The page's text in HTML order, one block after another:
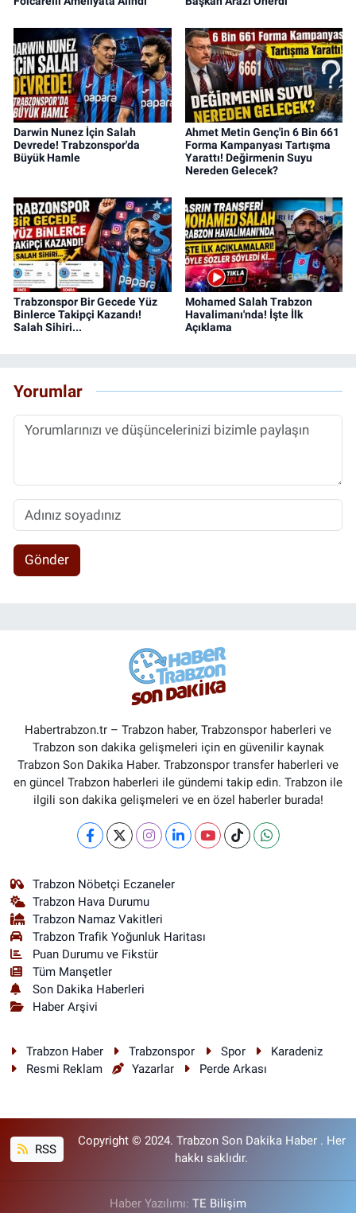
Darwin Nunez İçin Salah
Devrede! Trabzonspor'da
Büyük Hamle
Ahmet Metin Genç'in 6 Bin 661
Forma Kampanyası Tartışma
Yarattı! Değirmenin Suyu
Nereden Gelecek?
Trabzonspor Bir Gecede Yüz
Binlerce Takipçi Kazandı!
Salah Sihiri...
Mohamed Salah Trabzon
Havalimanı'nda! İşte İlk
Açıklama
Yorumlar
Gönder
Habertrabzon.tr – Trabzon haber, Trabzonspor haberleri ve
Trabzon son dakika gelişmeleri için en güvenilir kaynak
Trabzon Son Dakika Haber. Trabzonspor transfer haberleri ve
en güncel Trabzon haberleri ile gündemi takip edin. Trabzon ile
ilgili son dakika gelişmeleri ve en özel haberler burada!
Trabzon Nöbetçi Eczaneler
Trabzon Hava Durumu
Trabzon Namaz Vakitleri
Trabzon Trafik Yoğunluk Haritası
Puan Durumu ve Fikstür
Tüm Manşetler
Son Dakika Haberleri
Haber Arşivi
Trabzon Haber Trabzonspor Spor
Karadeniz
Resmi Reklam
Yazarlar Perde Arkası
RSS
Copyright © 2024. Trabzon Son Dakika Haber . Her
hakkı saklıdır.
Haber Yazılımı: TE Bilişim